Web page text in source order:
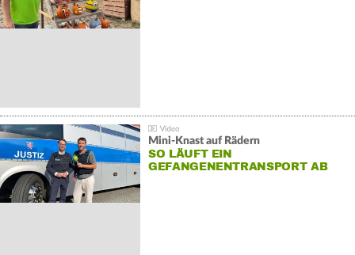
Mini-Knast auf Rädern
SO LÄUFT EIN
GEFANGENENTRANSPORT AB